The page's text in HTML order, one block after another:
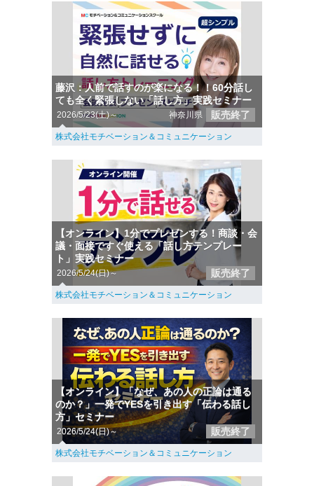
藤沢：人前で話すのが楽になる！！60分話し
ても全く緊張しない「話し方」実践セミナー
2026/5/23(土)～ 神奈川県 販売終了
株式会社モチベーション＆コミュニケーション
【オンライン】1分でプレゼンする！商談・会
議・面接ですぐ使える「話し方テンプレー
ト」実践セミナー
2026/5/24(日)～ 販売終了
株式会社モチベーション＆コミュニケーション
【オンライン】「なぜ、あの人の正論は通る
のか？」一発でYESを引き出す「伝わる話し
方」セミナー
2026/5/24(日)～ 販売終了
株式会社モチベーション＆コミュニケーション